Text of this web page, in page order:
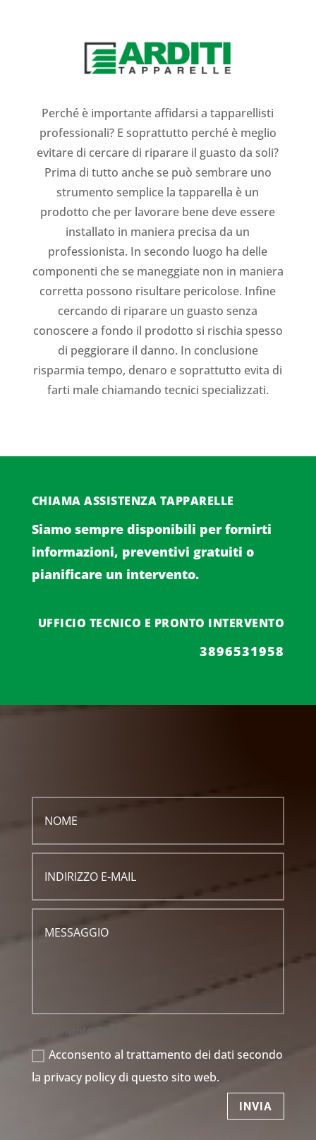
Perché è importante affidarsi a tapparellisti
professionali? E soprattutto perché è meglio
evitare di cercare di riparare il guasto da soli?
Prima di tutto anche se può sembrare uno
strumento semplice la tapparella è un
prodotto che per lavorare bene deve essere
installato in maniera precisa da un
professionista. In secondo luogo ha delle
componenti che se maneggiate non in maniera
corretta possono risultare pericolose. Infine
cercando di riparare un guasto senza
conoscere a fondo il prodotto si rischia spesso
di peggiorare il danno. In conclusione
risparmia tempo, denaro e soprattutto evita di
farti male chiamando tecnici specializzati.
CHIAMA ASSISTENZA TAPPARELLE
Siamo sempre disponibili per fornirti
informazioni, preventivi gratuiti o
pianificare un intervento.
UFFICIO TECNICO E PRONTO INTERVENTO
3896531958
Trattamento dati
Acconsento al trattamento dei dati secondo
la privacy policy di questo sito web.
INVIA